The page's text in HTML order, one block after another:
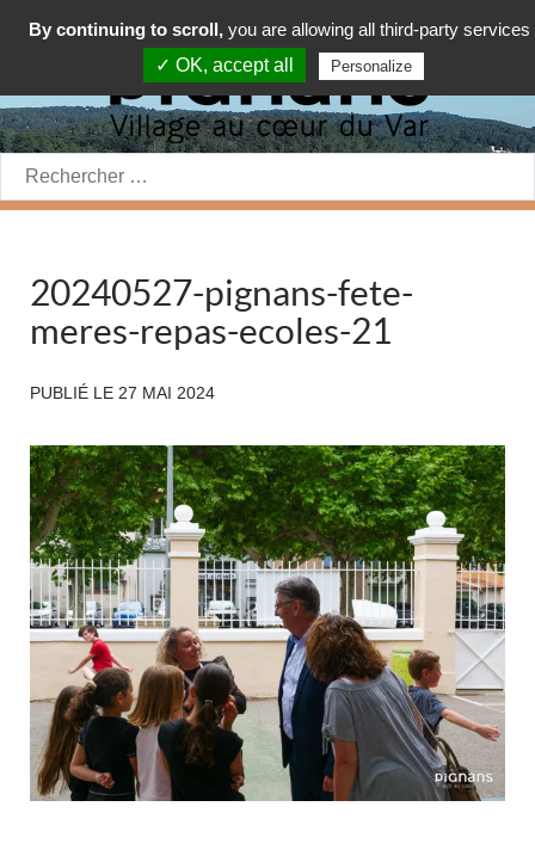
Rechercher:
20240527-pignans-fete-
meres-repas-ecoles-21
PUBLIÉ LE 27 MAI 2024
By continuing to scroll, you are allowing all third-party services
✓ OK, accept all
Personalize